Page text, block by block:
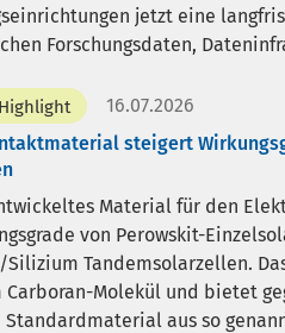
jetzt eine
Forschungsdaten,
16.07.2026
steigert
Material für den
von Perowskit-
Silizium Tandemsolarzellen.
Carboran-Molekül und bietet
Standardmaterial aus so